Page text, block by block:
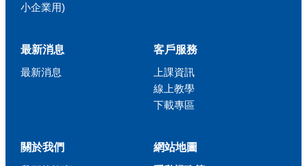
小企業用)
最新消息
最新消息
客戶服務
上課資訊
線上教學
下載專區
關於我們
網站地圖